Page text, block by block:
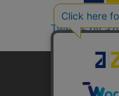
Tweets by